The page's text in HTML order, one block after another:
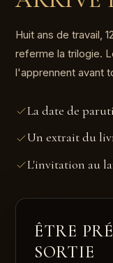
Huit ans de travail,
referme la trilogie.
l'apprennent avant
La date de
Un extrait du
L'invitation au
ÊTRE
SORTIE